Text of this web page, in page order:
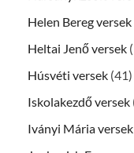
Helen Bereg versek
Heltai Jenő versek
Húsvéti versek (41)
Iskolakezdő versek
Iványi Mária versek